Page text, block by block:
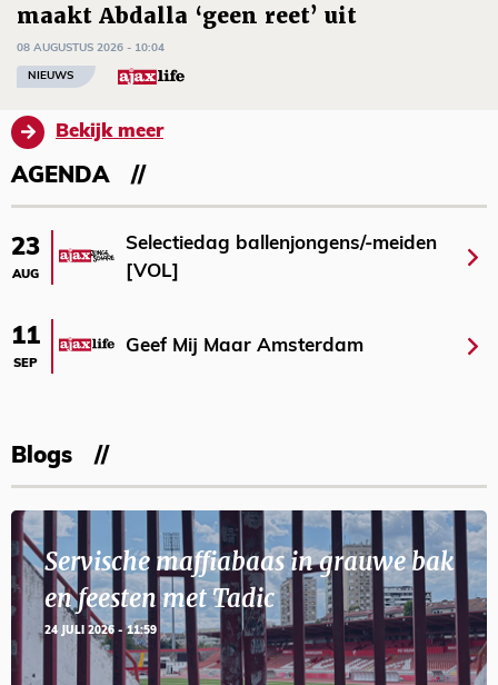
maakt Abdalla ‘geen reet’ uit
08 AUGUSTUS 2026 - 10:04
NIEUWS
Bekijk meer
AGENDA
23
AUG
Selectiedag ballenjongens/-meiden
[VOL]
11
SEP
Geef Mij Maar Amsterdam
Blogs
Servische maffiabaas in grauwe bak
en feesten met Tadic
24 JULI 2026 - 11:59